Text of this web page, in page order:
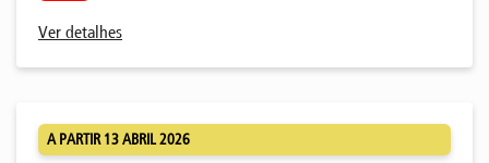
Ver detalhes
A PARTIR 13 ABRIL 2026